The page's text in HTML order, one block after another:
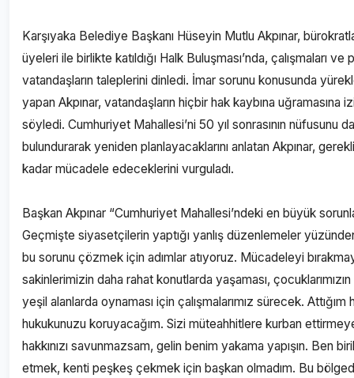
Karşıyaka Belediye Başkanı Hüseyin Mutlu Akpınar,
üyeleri ile birlikte katıldığı Halk Buluşması’nda, çalışmaları ve
vatandaşların taleplerini dinledi. İmar sorunu konusunda
yapan Akpınar, vatandaşların hiçbir hak kaybına uğramasına
söyledi. Cumhuriyet Mahallesi’ni 50 yıl sonrasının nüfusunu
bulundurarak yeniden planlayacaklarını anlatan Akpınar,
kadar mücadele edeceklerini vurguladı.
Başkan Akpınar “Cumhuriyet Mahallesi’ndeki en büyük
Geçmişte siyasetçilerin yaptığı yanlış düzenlemeler
bu sorunu çözmek için adımlar atıyoruz. Mücadeleyi
sakinlerimizin daha rahat konutlarda yaşaması,
yeşil alanlarda oynaması için çalışmalarımız sürecek. Attığım
hukukunuzu koruyacağım. Sizi müteahhitlere kurban
hakkınızı savunmazsam, gelin benim yakama yapışın. Ben
etmek, kenti peşkeş çekmek için başkan olmadım. Bu